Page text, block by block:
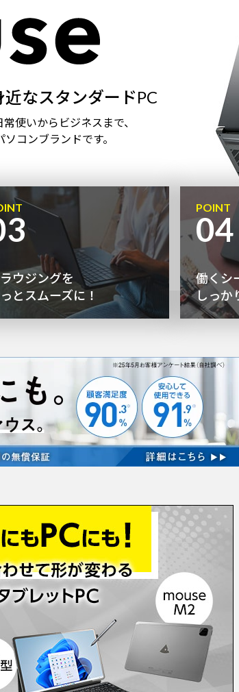
なスタンダードPC
使いからビジネスまで、
コンブランドです。
ウジングを
とスムーズに！
POINT
04
働くシ
しっか